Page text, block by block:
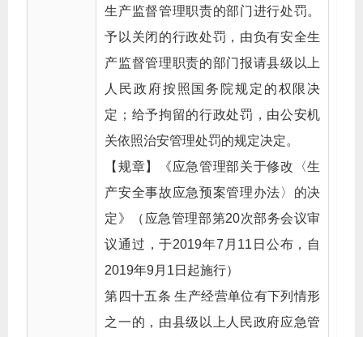
生产监督管理职责的部门进行处罚。
予以关闭的行政处罚，由负有安全生
产监督管理职责的部门报请县级以上
人民政府按照国务院规定的权限决
定；给予拘留的行政处罚，由公安机
关依照治安管理处罚的规定决定。
【规章】《应急管理部关于修改〈生
产安全事故应急预案管理办法〉的决
定》（应急管理部第20次部务会议审
议通过，于2019年7月11日公布，自
2019年9月1日起施行）
第四十五条 生产经营单位有下列情形
之一的，由县级以上人民政府应急管